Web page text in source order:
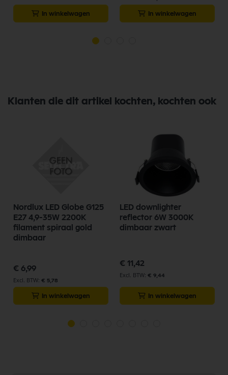
In winkelwagen In winkelwagen
Klanten die dit artikel kochten, kochten ook
Nordlux LED Globe G125
E27 4,9-35W 2200K
filament spiraal gold
dimbaar
€ 6,99
€ 5,78
In winkelwagen
LED downlighter
reflector 6W 3000K
dimbaar zwart
€ 11,42
€ 9,44
In winkelwagen